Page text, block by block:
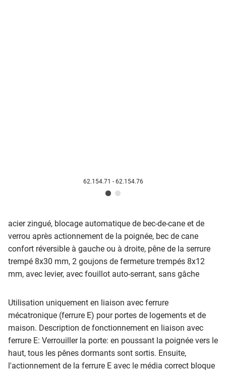
62.154.71 - 62.154.76
acier zingué, blocage automatique de bec-de-cane et de
verrou après actionnement de la poignée, bec de cane
confort réversible à gauche ou à droite, pêne de la serrure
trempé 8x30 mm, 2 goujons de fermeture trempés 8x12
mm, avec levier, avec fouillot auto-serrant, sans gâche
Utilisation uniquement en liaison avec ferrure
mécatronique (ferrure E) pour portes de logements et de
maison. Description de fonctionnement en liaison avec
ferrure E: Verrouiller la porte: en poussant la poignée vers le
haut, tous les pênes dormants sont sortis. Ensuite,
l'actionnement de la ferrure E avec le média correct bloque